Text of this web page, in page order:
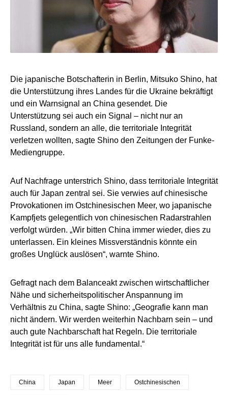
Die japanische Botschafterin in Berlin, Mitsuko Shino, hat
die Unterstützung ihres Landes für die Ukraine bekräftigt
und ein Warnsignal an China gesendet. Die
Unterstützung sei auch ein Signal – nicht nur an
Russland, sondern an alle, die territoriale Integrität
verletzen wollten, sagte Shino den Zeitungen der Funke-
Mediengruppe.
Auf Nachfrage unterstrich Shino, dass territoriale Integrität
auch für Japan zentral sei. Sie verwies auf chinesische
Provokationen im Ostchinesischen Meer, wo japanische
Kampfjets gelegentlich von chinesischen Radarstrahlen
verfolgt würden. „Wir bitten China immer wieder, dies zu
unterlassen. Ein kleines Missverständnis könnte ein
großes Unglück auslösen“, warnte Shino.
Gefragt nach dem Balanceakt zwischen wirtschaftlicher
Nähe und sicherheitspolitischer Anspannung im
Verhältnis zu China, sagte Shino: „Geografie kann man
nicht ändern. Wir werden weiterhin Nachbarn sein – und
auch gute Nachbarschaft hat Regeln. Die territoriale
Integrität ist für uns alle fundamental.“
China Japan Meer Ostchinesischen